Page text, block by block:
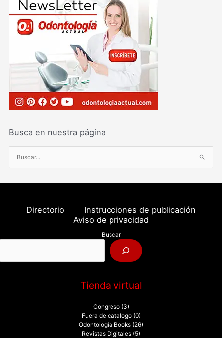
Busca en nuestra página
u
s
o
:
Directorio
Instrucciones de publicación
Aviso de privacidad
Buscar
Tienda virtual
Congreso (3)
Fuera de catalogo (0)
Odontología Books (26)
Revistas Digitales (5)